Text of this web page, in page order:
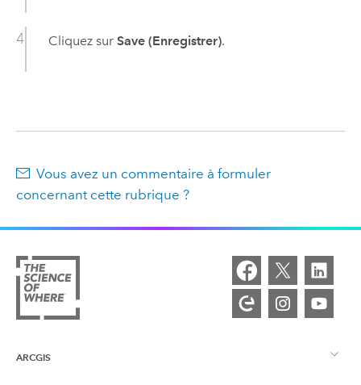
Cliquez sur Save (Enregistrer).
Vous avez un commentaire à formuler
concernant cette rubrique ?
ARCGIS